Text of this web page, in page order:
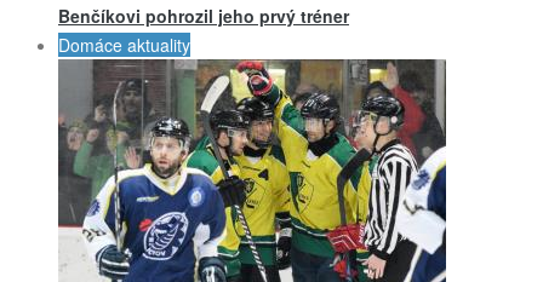
Benčíkovi pohrozil jeho prvý tréner
Domáce aktuality